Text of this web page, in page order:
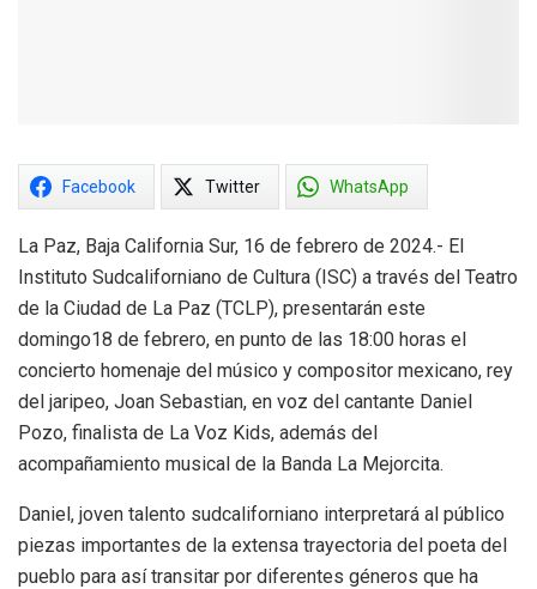
Facebook Twitter WhatsApp
La Paz, Baja California Sur, 16 de febrero de 2024.- El
Instituto Sudcaliforniano de Cultura (ISC) a través del Teatro
de la Ciudad de La Paz (TCLP), presentarán este
domingo18 de febrero, en punto de las 18:00 horas el
concierto homenaje del músico y compositor mexicano, rey
del jaripeo, Joan Sebastian, en voz del cantante Daniel
Pozo, finalista de La Voz Kids, además del
acompañamiento musical de la Banda La Mejorcita.
Daniel, joven talento sudcaliforniano interpretará al público
piezas importantes de la extensa trayectoria del poeta del
pueblo para así transitar por diferentes géneros que ha